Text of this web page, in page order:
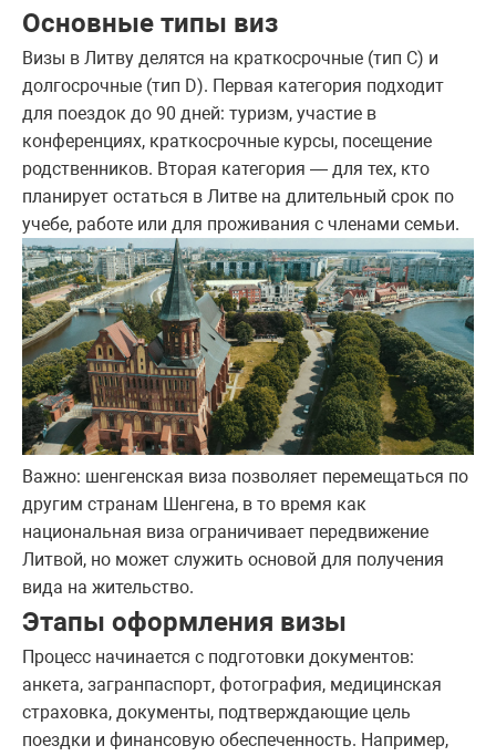
Основные типы виз
Визы в Литву делятся на краткосрочные (тип C) и
долгосрочные (тип D). Первая категория подходит
для поездок до 90 дней: туризм, участие в
конференциях, краткосрочные курсы, посещение
родственников. Вторая категория — для тех, кто
планирует остаться в Литве на длительный срок по
учебе, работе или для проживания с членами семьи.
Важно: шенгенская виза позволяет перемещаться по
другим странам Шенгена, в то время как
национальная виза ограничивает передвижение
Литвой, но может служить основой для получения
вида на жительство.
Этапы оформления визы
Процесс начинается с подготовки документов:
анкета, загранпаспорт, фотография, медицинская
страховка, документы, подтверждающие цель
поездки и финансовую обеспеченность. Например,